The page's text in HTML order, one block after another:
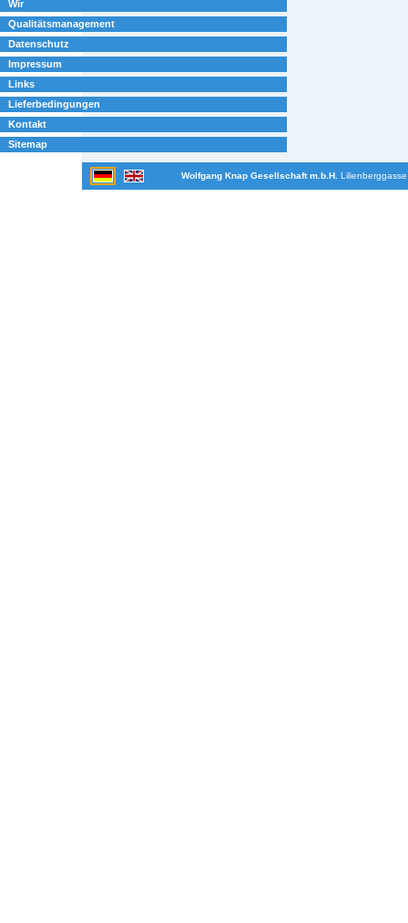
Wir
Qualitätsmanagement
Datenschutz
Impressum
Links
Lieferbedingungen
Kontakt
Sitemap
Wolfgang Knap Gesellschaft m.b.H.